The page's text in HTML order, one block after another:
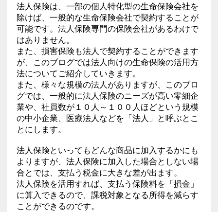
法人保険は、一部の個人特化型の生命保険会社を
除けば、一般的な生命保険会社で契約することが
可能です。法人保険専門の保険会社があるわけで
はありません。
また、損害保険も法人で契約することができます
が、このブログでは法人向けの生命保険の活用方
法についてご紹介していきます。
また、様々な規模の法人がありますが、このブロ
グでは、一般的に法人保険のニーズが高い零細企
業や、社員数が１０人～１００人ほどという規模
の中小企業、医療法人などを「法人」と呼ぶとこ
とにします。
法人保険といってもどんな商品に加入するかにも
よりますが、法人保険に加入した場合としない場
合とでは、支払う税金に大きな差が出ます。
法人保険を活用すれば、支払う保険料を「損金」
に算入できるので、課税対象となる所得を減らす
ことができるのです。